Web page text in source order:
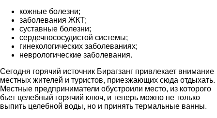
кожные болезни;
заболевания ЖКТ;
суставные болезни;
сердечнососудистой системы;
гинекологических заболеваниях;
неврологические заболевания.
Сегодня горячий источник Бирагзанг привлекает внимание
местных жителей и туристов, приезжающих сюда отдыхать.
Местные предприниматели обустроили место, из которого
бьет целебный горячий ключ, и теперь можно не только
выпить целебной воды, но и принять термальные ванны.